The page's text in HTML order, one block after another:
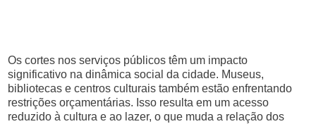
Os cortes nos serviços públicos têm um impacto
significativo na dinâmica social da cidade. Museus,
bibliotecas e centros culturais também estão enfrentando
restrições orçamentárias. Isso resulta em um acesso
reduzido à cultura e ao lazer, o que muda a relação dos